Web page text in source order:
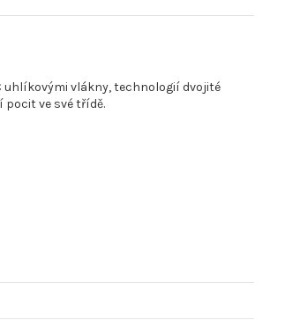
uhlíkovými vlákny, technologií dvojité
ve své třídě.